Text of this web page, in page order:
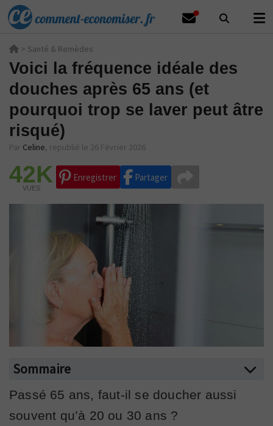
> Santé & Remèdes
Voici la fréquence idéale des
douches après 65 ans (et
pourquoi trop se laver peut âtre
risqué)
Par Celine, republié le 26 Février 2026
42K
VUES
Enregistrer Partager
Sommaire
Passé 65 ans, faut-il se doucher aussi
souvent qu’à 20 ou 30 ans ?